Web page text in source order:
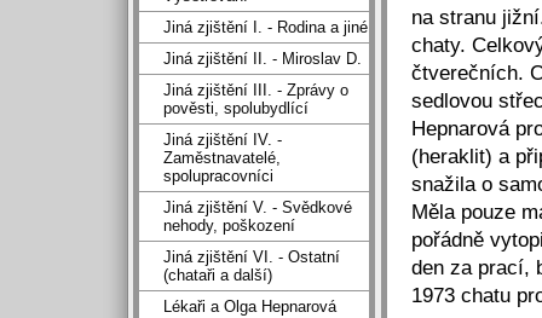
Jiná zjištění I. - Rodina a jiné
Jiná zjištění II. - Miroslav D.
Jiná zjištění III. - Zprávy o
pověsti, spolubydlící
Jiná zjištění IV. -
Zaměstnavatelé,
spolupracovníci
Jiná zjištění V. - Svědkové
nehody, poškození
Jiná zjištění VI. - Ostatní
(chataři a další)
Lékaři a Olga Hepnarová
na stranu
chaty.
čtverečních.
sedlovou
Hepnarová
(heraklit) a
snažila o
Měla pouze
pořádně
den za prací,
1973 chatu